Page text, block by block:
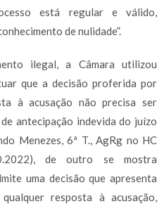
está regular e válido,
de nulidade”.
ilegal, a Câmara utilizou
que a decisão proferida por
à acusação não precisa ser
antecipação indevida do juízo
Menezes, 6ª T., AgRg no HC
de outro se mostra
uma decisão que apresenta
resposta à acusação,